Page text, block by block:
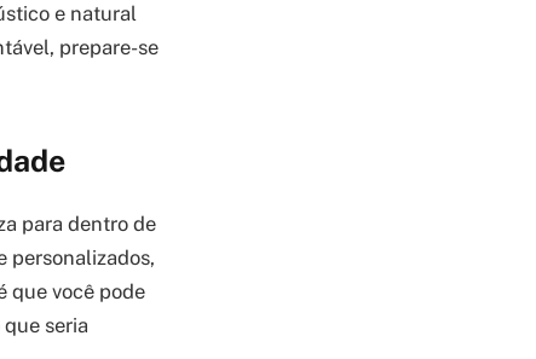
e natural
prepare-se
para dentro de
personalizados,
que você pode
seria